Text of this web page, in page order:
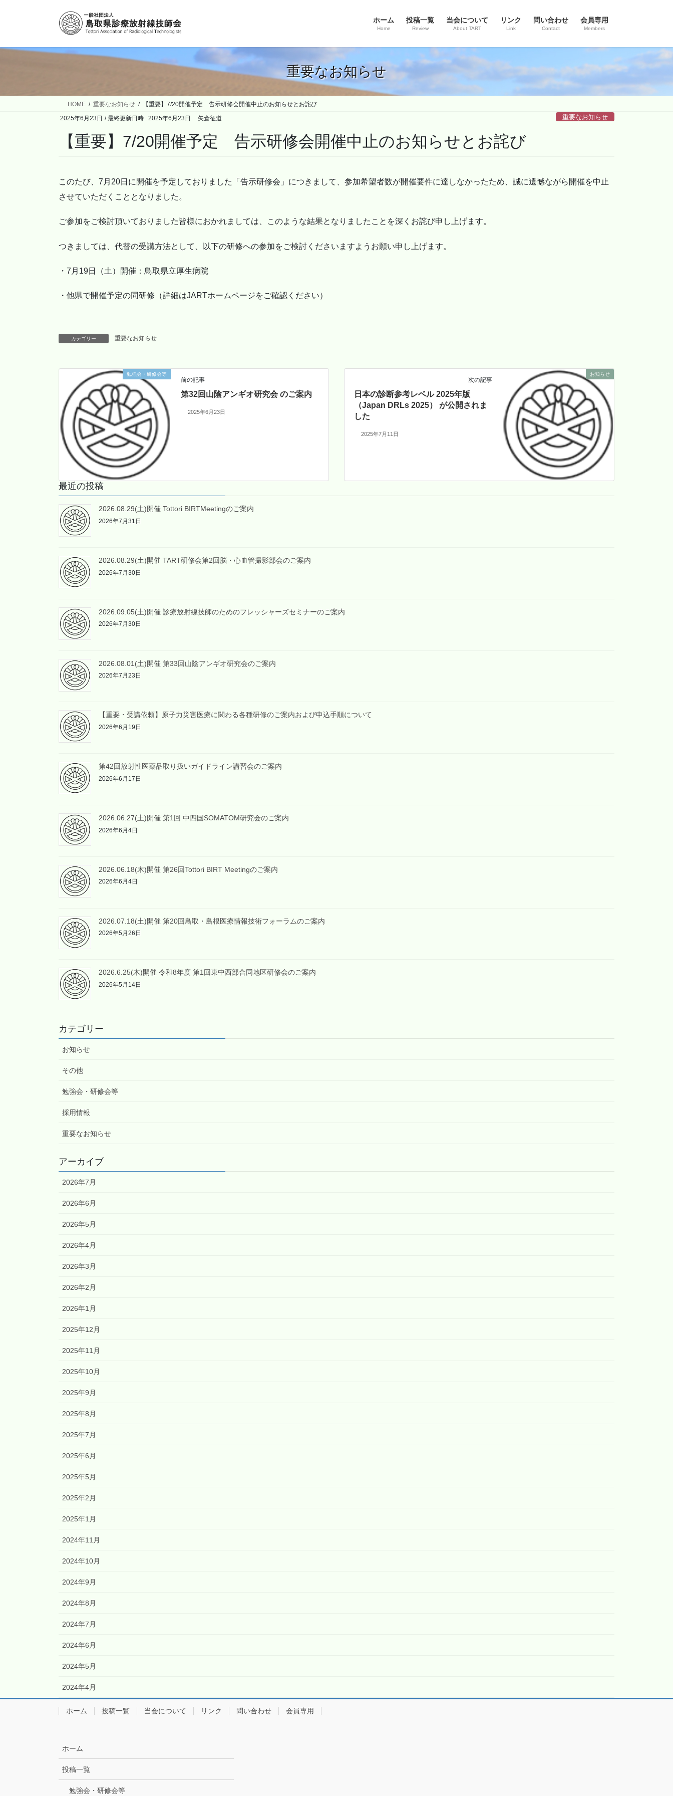
ホーム
Home
投稿一覧
Review
当会について
About TART
リンク
Link
問い合わせ
Contact
会員専用
Members
重要なお知らせ
HOME 重要なお知らせ
【重要】7/20開催予定 告示研修会開催中止のお知らせとお詫び
2025年6月23日 / 最終更新日時 : 2025年6月23日 矢倉征道 重要なお知らせ
【重要】7/20開催予定 告示研修会開催中止のお知らせとお詫び
このたび、7月20日に開催を予定しておりました「告示研修会」につきまして、参加希望者数が開催要件に達しなかったため、誠に遺憾ながら開催を中止
させていただくこととなりました。
ご参加をご検討頂いておりました皆様におかれましては、このような結果となりましたことを深くお詫び申し上げます。
つきましては、代替の受講方法として、以下の研修への参加をご検討くださいますようお願い申し上げます。
・7月19日（土）開催：鳥取県立厚生病院
・他県で開催予定の同研修（詳細はJARTホームページをご確認ください）
カテゴリー 重要なお知らせ
勉強会・研修会等
前の記事
第32回山陰アンギオ研究会 のご案内
2025年6月23日
お知らせ
次の記事
日本の診断参考レベル 2025年版
（Japan DRLs 2025） が公開されま
した
2025年7月11日
最近の投稿
2026.08.29(土)開催 Tottori BIRTMeetingのご案内
2026年7月31日
2026.08.29(土)開催 TART研修会第2回脳・心血管撮影部会のご案内
2026年7月30日
2026.09.05(土)開催 診療放射線技師のためのフレッシャーズセミナーのご案内
2026年7月30日
2026.08.01(土)開催 第33回山陰アンギオ研究会のご案内
2026年7月23日
【重要・受講依頼】原子力災害医療に関わる各種研修のご案内および申込手順について
2026年6月19日
第42回放射性医薬品取り扱いガイドライン講習会のご案内
2026年6月17日
2026.06.27(土)開催 第1回 中四国SOMATOM研究会のご案内
2026年6月4日
2026.06.18(木)開催 第26回Tottori BIRT Meetingのご案内
2026年6月4日
2026.07.18(土)開催 第20回鳥取・島根医療情報技術フォーラムのご案内
2026年5月26日
2026.6.25(木)開催 令和8年度 第1回東中西部合同地区研修会のご案内
2026年5月14日
カテゴリー
お知らせ
その他
勉強会・研修会等
採用情報
重要なお知らせ
アーカイブ
2026年7月
2026年6月
2026年5月
2026年4月
2026年3月
2026年2月
2026年1月
2025年12月
2025年11月
2025年10月
2025年9月
2025年8月
2025年7月
2025年6月
2025年5月
2025年2月
2025年1月
2024年11月
2024年10月
2024年9月
2024年8月
2024年7月
2024年6月
2024年5月
2024年4月
ホーム 投稿一覧 当会について リンク 問い合わせ 会員専用
ホーム
投稿一覧
勉強会・研修会等